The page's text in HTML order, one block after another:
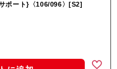
ポート}〈106/096〉[S2]